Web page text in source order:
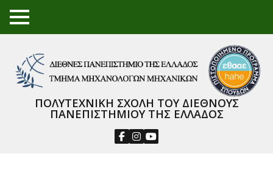
TO
GGL
NU
ΠΟΛΥΤΕΧΝΙΚΗ ΣΧΟΛΗ ΤΟΥ ΔΙΕΘΝΟΥΣ
ΠΑΝΕΠΙΣΤΗΜΙΟΥ ΤΗΣ ΕΛΛΑΔΟΣ